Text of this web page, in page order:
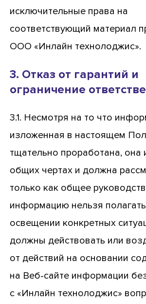
исключительные права на
соответствующий материал
ООО «Инлайн технолоджис».
3. Отказ от гарантий и
ограничение
3.1. Несмотря на то что
изложенная в настоящем
тщательно проработана, она
общих чертах и должна
только как общее
информацию нельзя
освещении конкретных
должны действовать или
от действий на основании
на Веб-сайте информации
с «Инлайн технолоджис»